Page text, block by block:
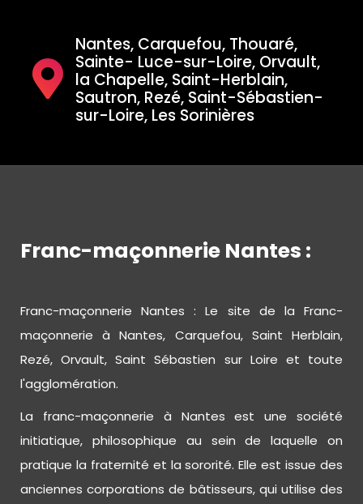
Nantes, Carquefou, Thouaré,
Sainte- Luce-sur-Loire, Orvault,
la Chapelle, Saint-Herblain,
Sautron, Rezé, Saint-Sébastien-
sur-Loire, Les Sorinières
Franc-maçonnerie Nantes :
Franc-maçonnerie Nantes : Le site de la Franc-
maçonnerie à Nantes, Carquefou, Saint Herblain,
Rezé, Orvault, Saint Sébastien sur Loire et toute
l'agglomération.
La franc-maçonnerie à Nantes est une société
initiatique, philosophique au sein de laquelle on
pratique la fraternité et la sororité. Elle est issue des
anciennes corporations de bâtisseurs, qui utilise des